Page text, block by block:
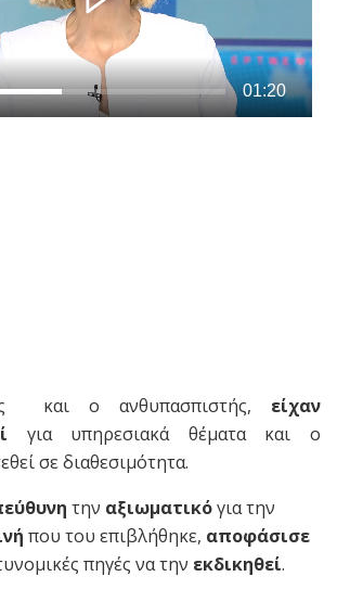
και ο ανθυπασπιστής, είχαν
για υπηρεσιακά θέματα και ο
σε διαθεσιμότητα.
την αξιωματικόγια την
που του επιβλήθηκε, αποφάσισε
πηγές να την εκδικηθεί.